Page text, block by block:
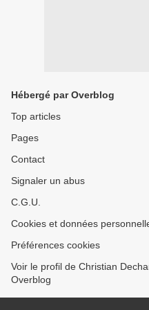
Hébergé par Overblog
Top articles
Pages
Contact
Signaler un abus
C.G.U.
Cookies et données
Préférences cookies
Voir le profil de Christian
Overblog